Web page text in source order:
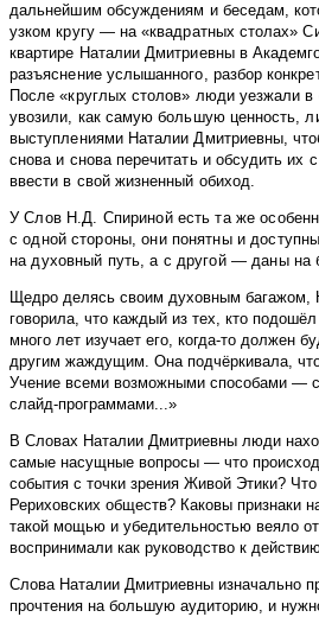
дальнейшим обсуждениям и беседам,
узком кругу — на «квадратных столах»
квартире Наталии Дмитриевны в
разъяснение услышанного, разбор
После «круглых столов» люди уезжали в
увозили, как самую большую ценность,
выступлениями Наталии Дмитриевны,
снова и снова перечитать и обсудить их
ввести в свой жизненный обиход.
У Слов Н.Д. Спириной есть та же
с одной стороны, они понятны и
на духовный путь, а с другой — даны на
Щедро делясь своим духовным багажом,
говорила, что каждый из тех, кто
много лет изучает его, когда-то должен
другим жаждущим. Она подчёркивала,
Учение всеми возможными способами —
слайд-программами...»
В Словах Наталии Дмитриевны люди
самые насущные вопросы — что
события с точки зрения Живой Этики?
Рериховских обществ? Каковы признаки
такой мощью и убедительностью веяло
воспринимали как руководство к
Слова Наталии Дмитриевны изначально
прочтения на большую аудиторию, и